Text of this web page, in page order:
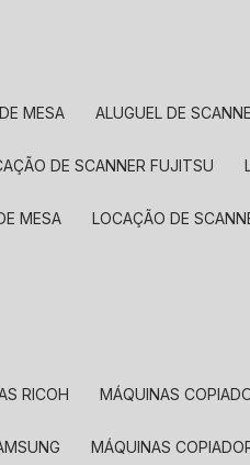
MESA ALUGUEL DE
DE SCANNER FUJITSU
MESA LOCAÇÃO DE
RICOH MÁQUINAS
MÁQUINAS